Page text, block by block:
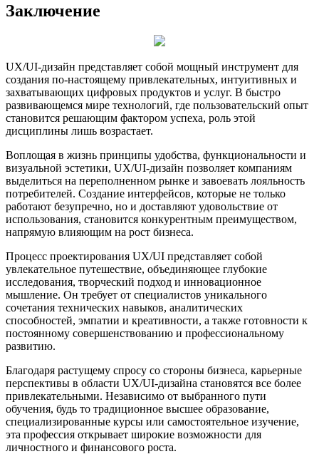
Заключение
UX/UI-дизайн представляет собой мощный инструмент для
создания по-настоящему привлекательных, интуитивных и
захватывающих цифровых продуктов и услуг. В быстро
развивающемся мире технологий, где пользовательский опыт
становится решающим фактором успеха, роль этой
дисциплины лишь возрастает.
Воплощая в жизнь принципы удобства, функциональности и
визуальной эстетики, UX/UI-дизайн позволяет компаниям
выделиться на переполненном рынке и завоевать лояльность
потребителей. Создание интерфейсов, которые не только
работают безупречно, но и доставляют удовольствие от
использования, становится конкурентным преимуществом,
напрямую влияющим на рост бизнеса.
Процесс проектирования UX/UI представляет собой
увлекательное путешествие, объединяющее глубокие
исследования, творческий подход и инновационное
мышление. Он требует от специалистов уникального
сочетания технических навыков, аналитических
способностей, эмпатии и креативности, а также готовности к
постоянному совершенствованию и профессиональному
развитию.
Благодаря растущему спросу со стороны бизнеса, карьерные
перспективы в области UX/UI-дизайна становятся все более
привлекательными. Независимо от выбранного пути
обучения, будь то традиционное высшее образование,
специализированные курсы или самостоятельное изучение,
эта профессия открывает широкие возможности для
личностного и финансового роста.